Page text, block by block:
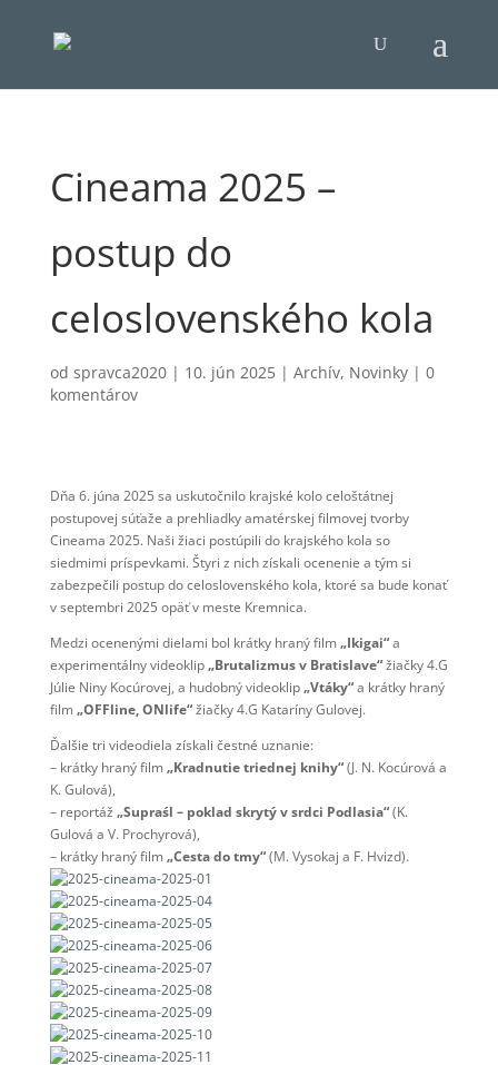
Cineama 2025 –
postup do
celoslovenského kola
od spravca2020| 10. jún 2025| Archív, Novinky| 0
komentárov
Dňa 6. júna 2025 sa uskutočnilo krajské kolo celoštátnej
postupovej súťaže a prehliadky amatérskej filmovej tvorby
Cineama 2025. Naši žiaci postúpili do krajského kola so
siedmimi príspevkami. Štyri z nich získali ocenenie a tým si
zabezpečili postup do celoslovenského kola, ktoré sa bude konať
v septembri 2025 opäť v meste Kremnica.
Medzi ocenenými dielami bol krátky hraný film „Ikigai“a
experimentálny videoklip„Brutalizmus v Bratislave“žiačky 4.G
Júlie Niny Kocúrovej, a hudobný videoklip„Vtáky“a krátky hraný
film „OFFline, ONlife“žiačky 4.G Kataríny Gulovej.
Ďalšie tri videodiela získali čestné uznanie:
– krátky hraný film „Kradnutie triednej knihy“(J. N. Kocúrová a
K. Gulová),
– reportáž „Supraśl – poklad skrytý v srdci Podlasia“(K.
Gulová a V. Prochyrová),
– krátky hraný film „Cesta do tmy“(M. Vysokaj a F. Hvizd).